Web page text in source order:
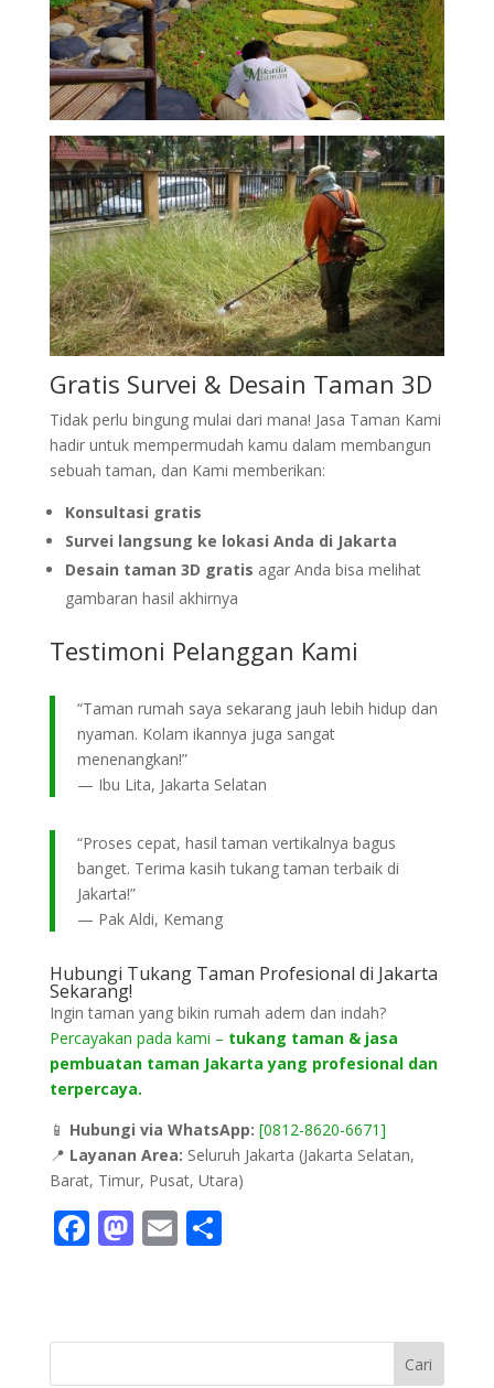
Gratis Survei & Desain Taman 3D
Tidak perlu bingung mulai dari mana! Jasa Taman Kami
hadir untuk mempermudah kamu dalam membangun
sebuah taman, dan Kami memberikan:
Konsultasi gratis
Survei langsung ke lokasi Anda di Jakarta
Desain taman 3D gratis agar Anda bisa melihat
gambaran hasil akhirnya
Testimoni Pelanggan Kami
“Taman rumah saya sekarang jauh lebih hidup dan
nyaman. Kolam ikannya juga sangat
menenangkan!”
— Ibu Lita, Jakarta Selatan
“Proses cepat, hasil taman vertikalnya bagus
banget. Terima kasih tukang taman terbaik di
Jakarta!”
— Pak Aldi, Kemang
Hubungi Tukang Taman Profesional di Jakarta
Sekarang!
Ingin taman yang bikin rumah adem dan indah?
Percayakan pada kami – tukang taman & jasa
pembuatan taman Jakarta yang profesional dan
terpercaya.
📱 Hubungi via WhatsApp: [0812-8620-6671]
📍 Layanan Area: Seluruh Jakarta (Jakarta Selatan,
Barat, Timur, Pusat, Utara)
F
b
M
d
E
l
S
e
Cari